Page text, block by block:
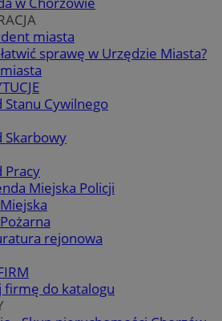
miasta
sprawę w Urzędzie Miasta?
Stanu Cywilnego
Skarbowy
Pracy
Miejska Policji
rejonowa
firmę do katalogu